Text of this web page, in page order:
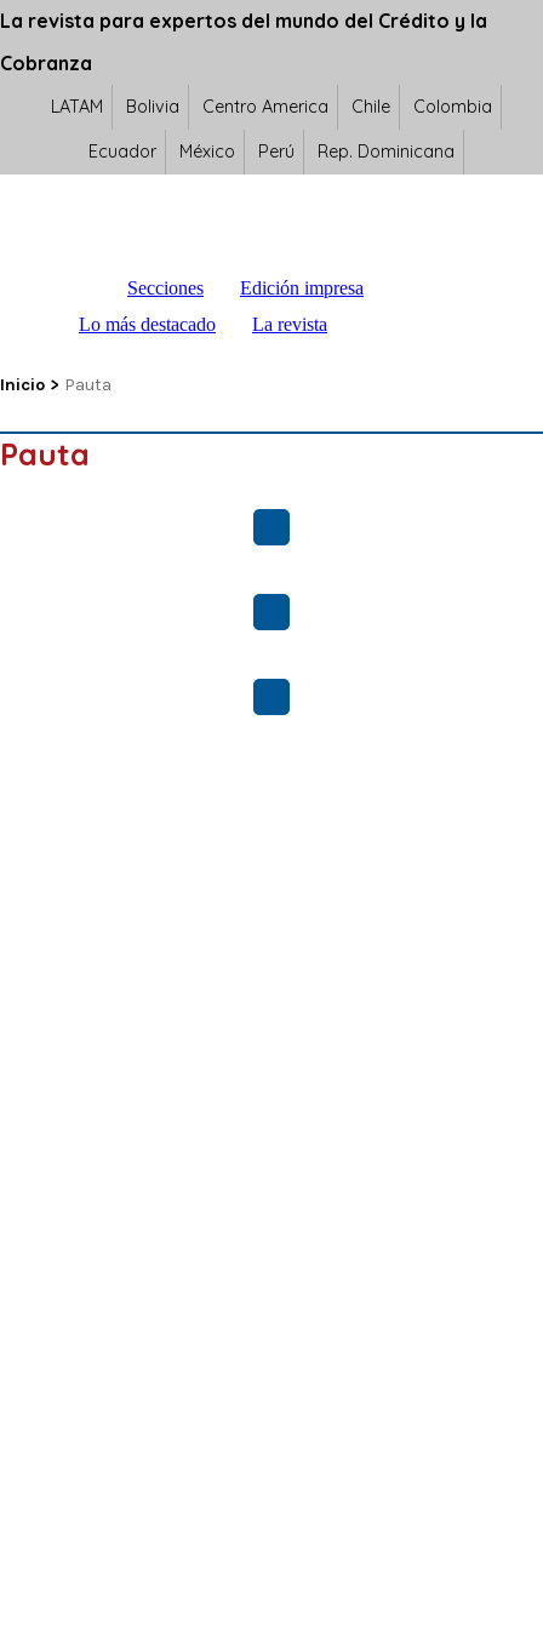
La revista para expertos del mundo del Crédito y la
Cobranza
LATAM Bolivia Centro America Chile Colombia
Ecuador México Perú Rep. Dominicana
Secciones
Edición impresa
Lo más destacado
La revista
Inicio > Pauta
Pauta